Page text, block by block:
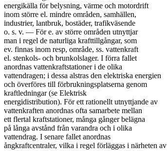
energikälla för belysning, värme och motordrift
inom större el. mindre områden, samhällen,
industrier, lantbruk, bostäder, trafikväsende
o. s. v. — För e. av större områden utnyttjar
man i regel de naturliga krafttillgångar, som
ev. finnas inom resp, område, ss. vattenkraft
el. stenkols- och brunkolslager. I förra fallet
anordnas vattenkraftstationer i de olika
vattendragen; i dessa alstras den elektriska energien
och överföres till förbrukningsplatserna genom
kraftledningar (se Elektrisk
energidistribution). För ett rationellt utnyttjande av
vattenkraften anordnas ofta samarbete mellan
ett flertal kraftstationer, många gånger belägna
på långa avstånd från varandra och i olika
vattendrag. I senare fallet anordnas
ångkraftcentraler, vilka i regel förläggas i närheten av